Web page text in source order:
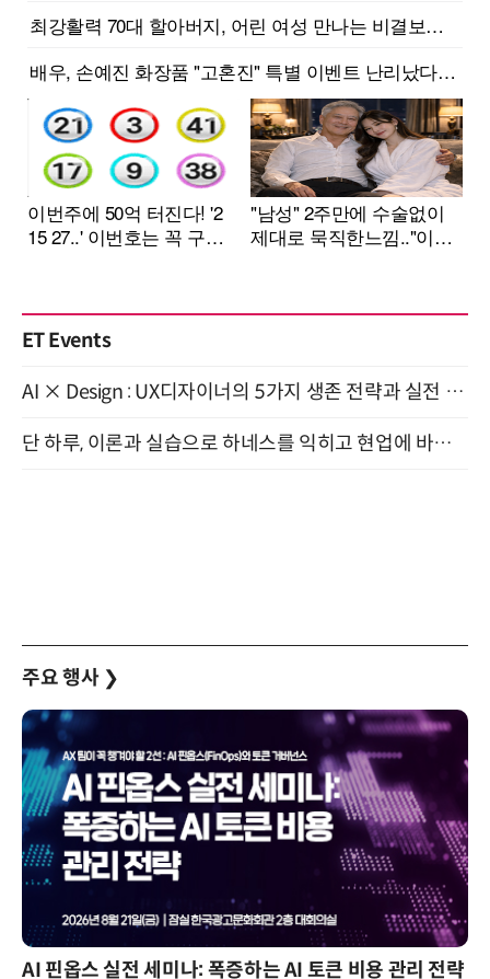
ET Events
AI × Design : UX디자이너의 5가지 생존 전략과 실전 대응 8월 28일 개최
단 하루, 이론과 실습으로 하네스를 익히고 현업에 바로 쓰는 핸즈온 워크숍 (8/20)
주요 행사 ❯
AI 핀옵스 실전 세미나: 폭증하는 AI 토큰 비용 관리 전략